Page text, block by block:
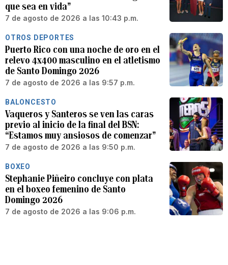
que sea en vida”
7 de agosto de 2026 a las 10:43 p.m.
OTROS DEPORTES
Puerto Rico con una noche de oro en el
relevo 4x400 masculino en el atletismo
de Santo Domingo 2026
7 de agosto de 2026 a las 9:57 p.m.
BALONCESTO
Vaqueros y Santeros se ven las caras
previo al inicio de la final del BSN:
“Estamos muy ansiosos de comenzar”
7 de agosto de 2026 a las 9:50 p.m.
BOXEO
Stephanie Piñeiro concluye con plata
en el boxeo femenino de Santo
Domingo 2026
7 de agosto de 2026 a las 9:06 p.m.